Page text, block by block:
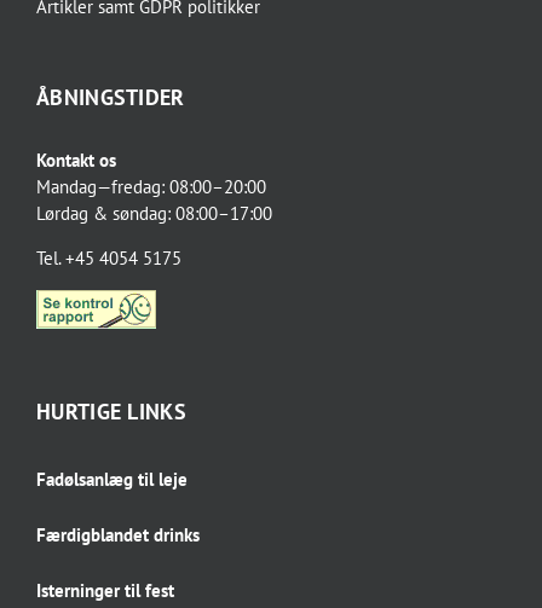
Artikler samt GDPR politikker
ÅBNINGSTIDER
Kontakt os
Mandag—fredag: 08:00–20:00
Lørdag & søndag: 08:00–17:00
Tel. +45 4054 5175
HURTIGE LINKS
Fadølsanlæg til leje
Færdigblandet drinks
Isterninger til fest